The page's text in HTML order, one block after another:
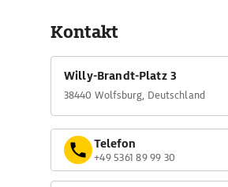
Kontakt
Willy-Brandt-Platz 3
38440 Wolfsburg, Deutschland
Telefon
+49 5361 89 99 30